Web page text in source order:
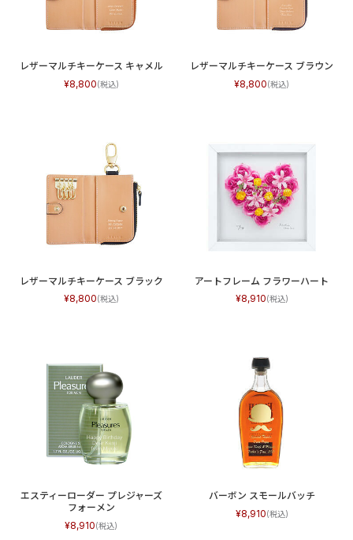
レザーマルチキーケース キャメル
8,800
レザーマルチキーケース ブラウン
8,800
レザーマルチキーケース ブラック
8,800
アートフレーム フラワーハート
8,910
エスティーローダー プレジャーズ
フォーメン
8,910
バーボン スモールバッチ
8,910